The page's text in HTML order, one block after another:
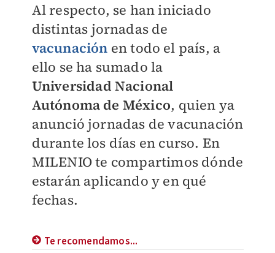
Al respecto, se han iniciado
distintas jornadas de
vacunación en todo el país, a
ello se ha sumado la
Universidad Nacional
Autónoma de México, quien ya
anunció jornadas de vacunación
durante los días en curso. En
MILENIOte compartimos dónde
estarán aplicando y en qué
fechas.
Te recomendamos...